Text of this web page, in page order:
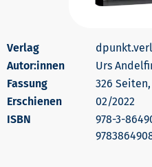
Autor:innen
Urs
326
Erschienen
02/2022
978-3-